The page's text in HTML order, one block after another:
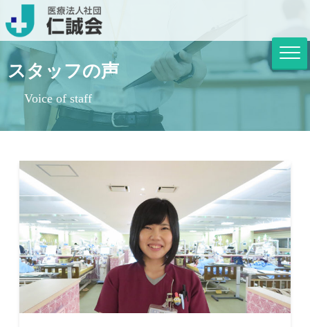
スタッフの声
Voice of staff